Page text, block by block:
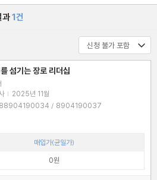
과1건
섬기는 장로 리더십
| 2025년 11월
ISBN : 9788904190034 / 8904190037
매입가(균일가)
0원